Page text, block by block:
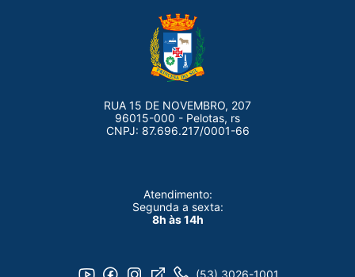
RUA 15 DE NOVEMBRO, 207
96015-000 - Pelotas, rs
CNPJ: 87.696.217/0001-66
Atendimento:
Segunda a sexta:
8h às 14h